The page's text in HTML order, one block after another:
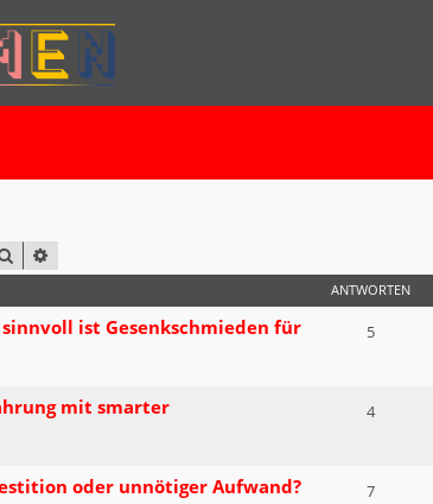
SUCHE
ANTWORTEN
ist Gesenkschmieden für
5
mit smarter
4
oder unnötiger Aufwand? 7